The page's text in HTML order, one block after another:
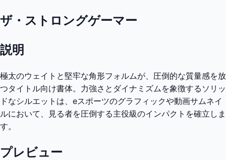
ザ・ストロングゲーマー
説明
極太のウェイトと堅牢な角形フォルムが、圧倒的な質量感を放
つタイトル向け書体。力強さとダイナミズムを象徴するソリッ
ドなシルエットは、eスポーツのグラフィックや動画サムネイ
ルにおいて、見る者を圧倒する主役級のインパクトを確立しま
す。
プレビュー